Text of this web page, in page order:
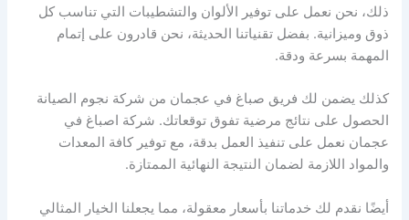
ذلك، نحن نعمل على توفير الألوان والتشطيبات التي تناسب كل
ذوق وميزانية. بفضل تقنياتنا الحديثة، نحن قادرون على إتمام
المهمة بسرعة ودقة.
كذلك يضمن لك فريق صباغ في عجمان من شركة نجوم الصيانة
الحصول على نتائج مرضية تفوق توقعاتك. شركة اصباغ في
عجمان نعمل على تنفيذ العمل بدقة، مع توفير كافة المعدات
والمواد اللازمة لضمان النتيجة النهائية الممتازة.
أيضًا نقدم لك خدماتنا بأسعار معقولة، مما يجعلنا الخيار المثالي